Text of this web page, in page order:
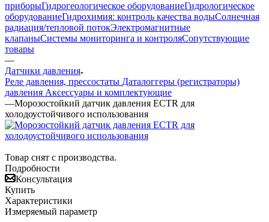
приборыГидрогеологическое оборудованиеГидрологическое
оборудованиеГидрохимия: контроль качества водыСолнечная
радиация/тепловой потокЭлектромагнитные
клапаныСистемы мониторинга и контроляСопутствующие
товары
—
Датчики давления
Реле давления, прессостаты Даталоггеры (регистраторы)
давления Аксессуары и комплектующие
—Морозостойкий датчик давления ECTR для
холодоустойчивого использования
Товар снят с производства.
Подробности
Консультация
Купить
Характеристики
Измеряемый параметр